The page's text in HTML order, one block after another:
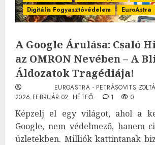
Digitális Fogyasztóvédelem
EuroAstra
A Google Árulása: Csaló
az OMRON Nevében – A
Áldozatok Tragédiája!
EUROASTRA - PETRÁSOVITS
2026.FEBRUÁR.02. HÉTFŐ.
1 0
Képzelj el egy világot, ahol a
Google, nem védelmező, hanem
üzletekben. Milliók kattintanak